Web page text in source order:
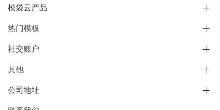
模袋云产品
别墅设计营销
模型协同展示分享
别墅社区
热门模板
欧式别墅
中式别墅
社交账户
B站
抖音
微信公众号
其他
用户服务协议
隐私政策
公司地址